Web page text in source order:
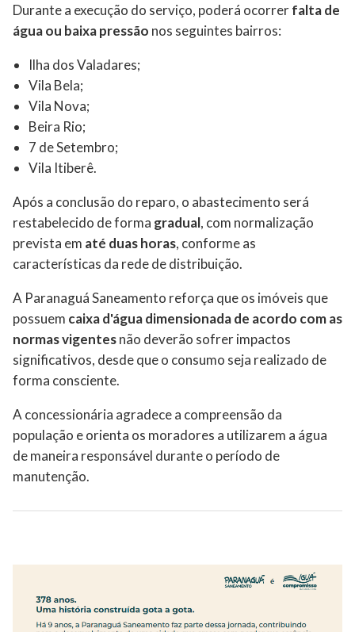
Durante a execução do serviço, poderá ocorrerfalta de
água ou baixa pressão nos seguintes bairros:
Ilha dos Valadares;
Vila Bela;
Vila Nova;
Beira Rio;
7 de Setembro;
Vila Itiberê.
Após a conclusão do reparo, o abastecimento será
restabelecido de forma gradual, com normalização
prevista em até duas horas, conforme as
características da rede de distribuição.
A Paranaguá Saneamento reforça que os imóveis que
possuem caixa d'água dimensionada de acordo com as
normas vigentesnão deverão sofrer impactos
significativos, desde que o consumo seja realizado de
forma consciente.
A concessionária agradece a compreensão da
população e orienta os moradores a utilizarem a água
de maneira responsável durante o período de
manutenção.